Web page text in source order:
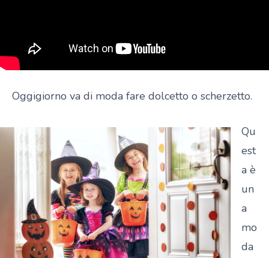
Oggigiorno va di moda fare dolcetto o scherzetto.
Qu
est
a è
un
a
mo
da